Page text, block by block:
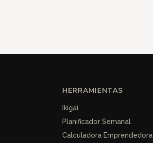
HERRAMIENTAS
Ikigai
Planificador Semanal
Calculadora Emprendedora